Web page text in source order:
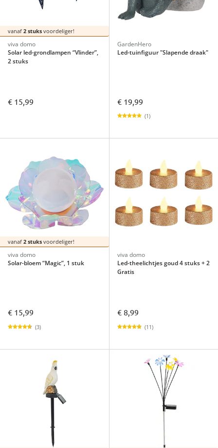
vanaf 2 stuks voordeliger!
viva domo
Solar led-grondlampen “Vlinder”,
2 stuks
€ 15,99
GardenHero
Led-tuinfiguur "Slapende draak"
€ 19,99
(1)
vanaf 2 stuks voordeliger!
viva domo
Solar-bloem “Magic”, 1 stuk
€ 15,99
(3)
viva domo
Led-theelichtjes goud 4 stuks + 2
Gratis
€ 8,99
(11)